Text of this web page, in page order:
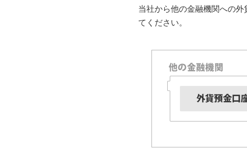
当社から他の金融機関への
てください。